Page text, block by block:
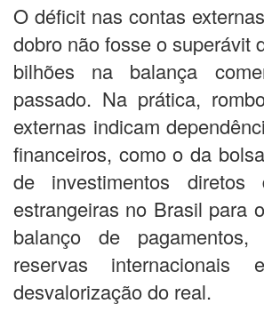
O déficit nas contas
dobro não fosse o superávit
bilhões na balança
passado. Na prática,
externas indicam
financeiros, como o da
de investimentos diretos
estrangeiras no Brasil para
balanço de pagamentos,
reservas
desvalorização do real.